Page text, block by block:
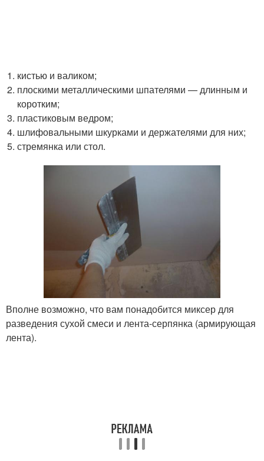
кистью и валиком;
плоскими металлическими шпателями — длинным и
коротким;
пластиковым ведром;
шлифовальными шкурками и держателями для них;
стремянка или стол.
Вполне возможно, что вам понадобится миксер для
разведения сухой смеси и лента-серпянка (армирующая
лента).